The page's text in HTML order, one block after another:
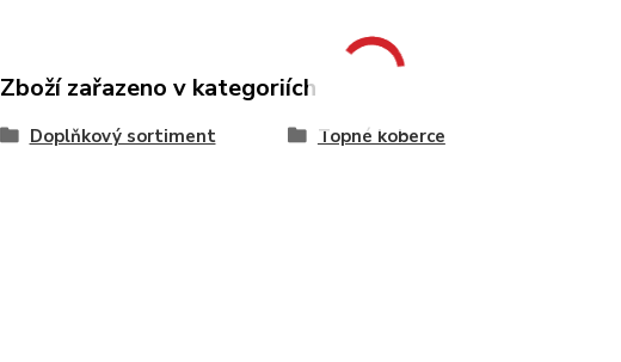
Zboží zařazeno v kategoriích
Doplňkový sortiment Topné koberce